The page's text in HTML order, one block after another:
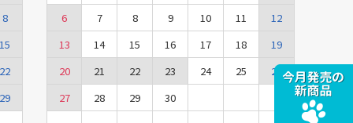
8
15
22
29
6
7 8 9 10 11
12
13
14 15 16 17 18
19
20
21 22 23 24 25
26
27
28 29 30